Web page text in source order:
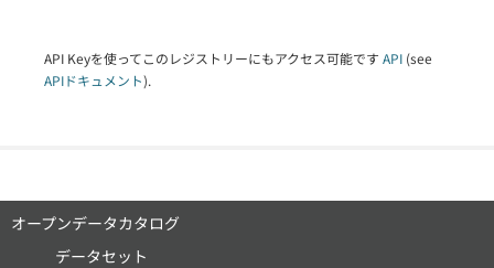
API Keyを使ってこのレジストリーにもアクセス可能です API (see
APIドキュメント).
オープンデータカタログ
データセット